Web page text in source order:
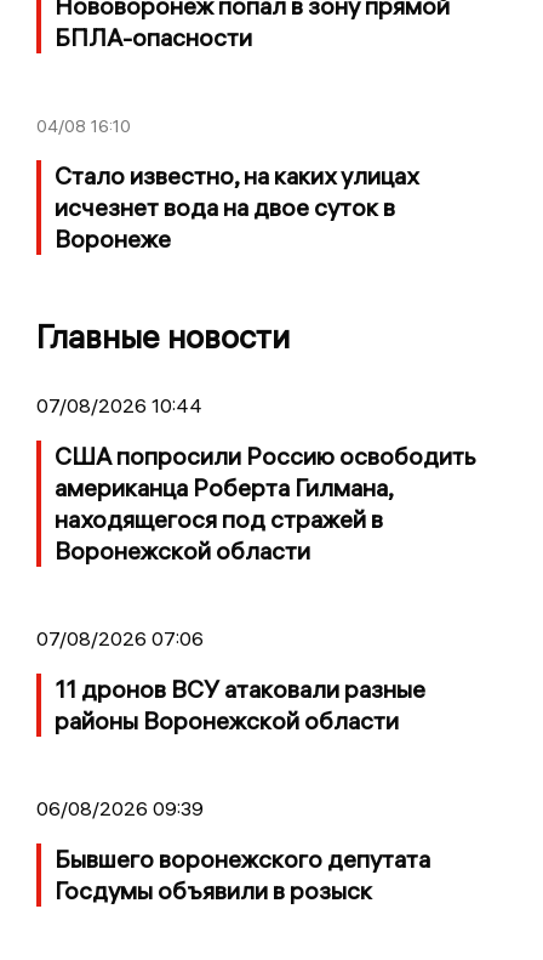
БПЛА-опасности
04/08 16:10
Стало известно, на каких улицах
исчезнет вода на двое суток в
Воронеже
Главные новости
07/08/2026 10:44
США попросили Россию освободить
американца Роберта Гилмана,
находящегося под стражей в
Воронежской области
07/08/2026 07:06
11 дронов ВСУ атаковали разные
районы Воронежской области
06/08/2026 09:39
Бывшего воронежского депутата
Госдумы объявили в розыск